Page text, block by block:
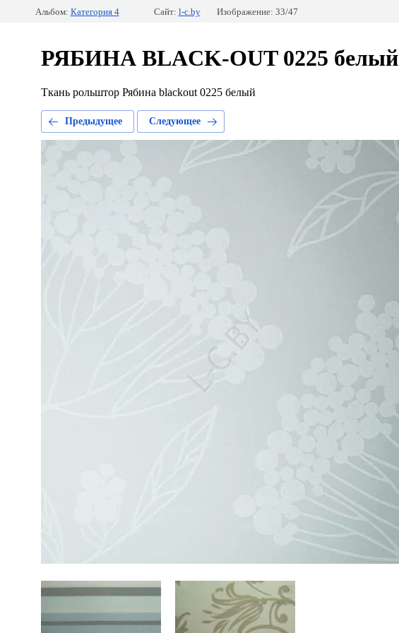
Альбом: Категория 4 Сайт: l-c.by Изображение: 33/47
РЯБИНА BLACK-OUT 0225 белый
Ткань рольштор Рябина blackout 0225 белый
Предыдущее Следующее